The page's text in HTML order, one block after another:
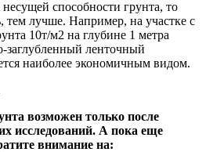
несущей способности грунта, то
тем лучше. Например, на участке с
10т/м2 на глубине 1 метра
заглубленный ленточный
наиболее экономичным видом.
возможен только после
исследований. А пока еще
внимание на: